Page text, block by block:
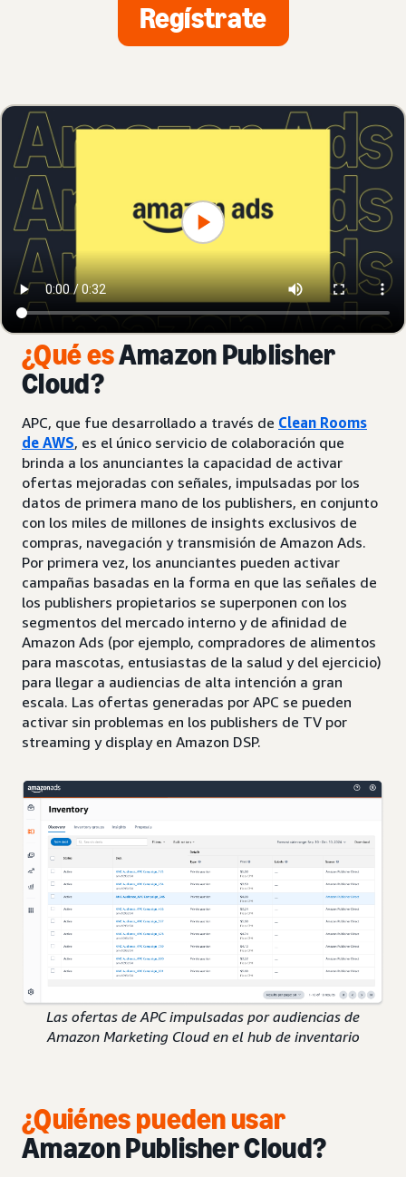
Regístrate
¿Qué esAmazon Publisher
Cloud?
APC, que fue desarrollado a través de Clean Rooms
de AWS, es el único servicio de colaboración que
brinda a los anunciantes la capacidad de activar
ofertas mejoradas con señales, impulsadas por los
datos de primera mano de los publishers, en conjunto
con los miles de millones de insights exclusivos de
compras, navegación y transmisión de Amazon Ads.
Por primera vez, los anunciantes pueden activar
campañas basadas en la forma en que las señales de
los publishers propietarios se superponen con los
segmentos del mercado interno y de afinidad de
Amazon Ads (por ejemplo, compradores de alimentos
para mascotas, entusiastas de la salud y del ejercicio)
para llegar a audiencias de alta intención a gran
escala. Las ofertas generadas por APC se pueden
activar sin problemas en los publishers de TV por
streaming y display en Amazon DSP.
Las ofertas de APC impulsadas por audiencias de
Amazon Marketing Cloud en el hub de inventario
¿Quiénes pueden usar
Amazon Publisher Cloud?